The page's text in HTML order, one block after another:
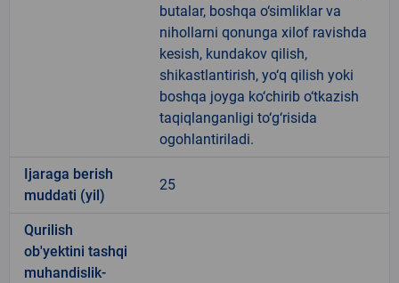
butalar, boshqa o‘simliklar va
nihollarni qonunga xilof ravishda
kesish, kundakov qilish,
shikastlantirish, yo‘q qilish yoki
boshqa joyga ko‘chirib o‘tkazish
taqiqlanganligi to‘g‘risida
ogohlantiriladi.
Ijaraga berish
muddati (yil)
25
Qurilish
ob'yektini tashqi
muhandislik-